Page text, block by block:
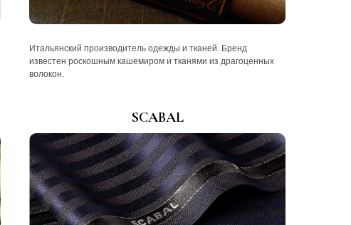
Итальянский производитель одежды и тканей. Бренд
известен роскошным кашемиром и тканями из драгоценных
волокон.
SCABAL